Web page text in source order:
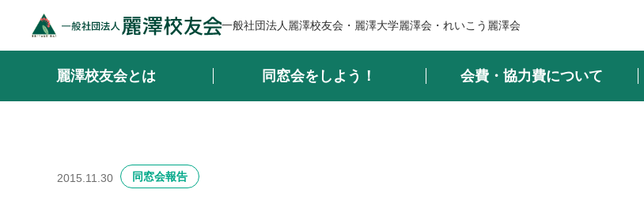
一般社団法人麗澤校友会・麗澤大学麗澤会・れいこう麗澤会
麗澤校友会とは 同窓会をしよう！ 会費・協力費について
2015.11.30 同窓会報告